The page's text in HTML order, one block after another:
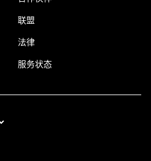
联盟
法律
服务状态